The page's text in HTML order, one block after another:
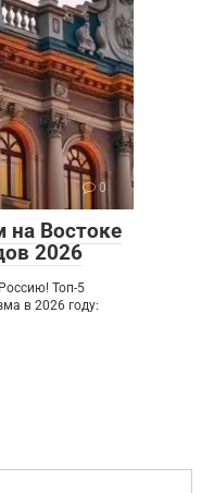
0
на Востоке
2026
Топ-5
в 2026 году: